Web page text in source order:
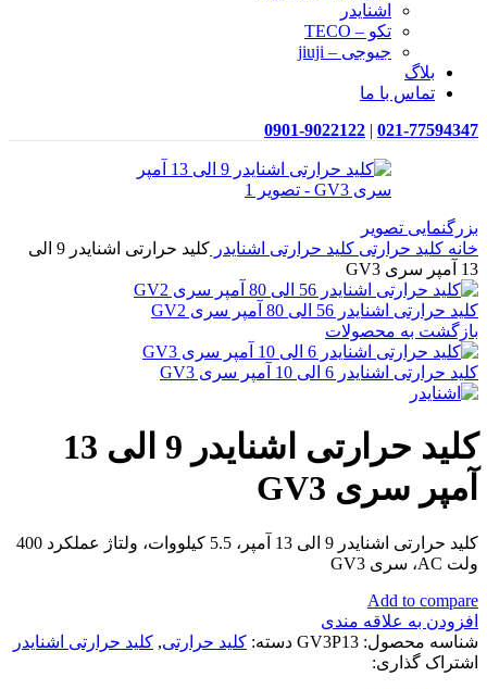
اشنایدر
تکو – TECO
جیوجی – jiuji
بلاگ
تماس با ما
021-77594347
|
0901-9022122
بزرگنمایی تصویر
خانه کلید حرارتی کلید حرارتی اشنایدر
کلید حرارتی اشنایدر 9 الی
13 آمپر سری GV3
کلید حرارتی اشنایدر 56 الی 80 آمپر سری GV2
بازگشت به محصولات
کلید حرارتی اشنایدر 6 الی 10 آمپر سری GV3
کلید حرارتی اشنایدر 9 الی 13
آمپر سری GV3
کلید حرارتی اشنایدر 9 الی 13 آمپر، 5.5 کیلووات، ولتاژ عملکرد 400
ولت AC، سری GV3
Add to compare
افزودن به علاقه مندی
شناسه محصول: GV3P13 دسته: کلید حرارتی, کلید حرارتی اشنایدر
اشتراک گذاری: